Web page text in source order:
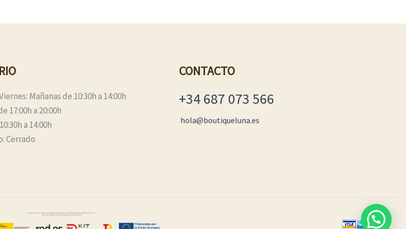
Mañanas de 10:30h a 14:00h
17:00h a 20:00h
a 14:00h
Cerrado
CONTACTO
+34 687 073 566
hola@boutiqueluna.es